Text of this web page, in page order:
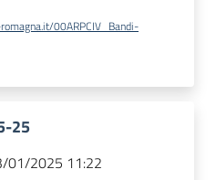
00ARPCIV_Bandi-
25
01/2025 11:22